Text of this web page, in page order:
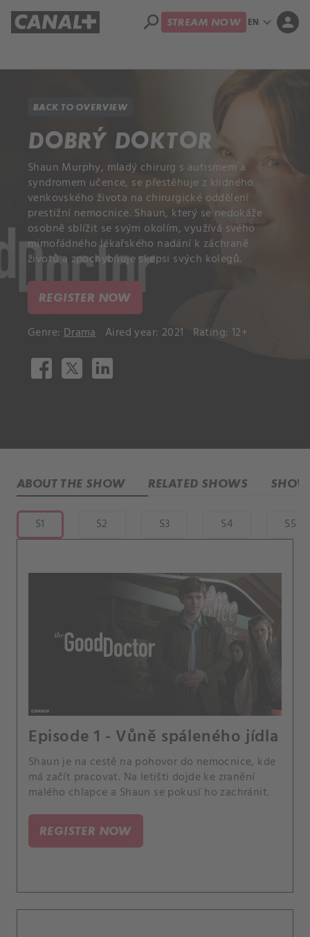
search STREAM NOW EN expand_more person
BACK TO OVERVIEW
DOBRÝ DOKTOR
Shaun Murphy, mladý chirurg s autismem a
syndromem učence, se přestěhuje z klidného
venkovského života na chirurgické oddělení
prestižní nemocnice. Shaun, který se nedokáže
osobně sblížit se svým okolím, využívá svého
mimořádného lékařského nadání k záchraně
životů a zpochybňuje skepsi svých kolegů.
REGISTER NOW
Genre: Drama Aired year: 2021 Rating: 12+
ABOUT THE SHOW RELATED SHOWS
S1 S2 S3 S4 S5
Episode 1 - Vůně spáleného jídla
Shaun je na cestě na pohovor do nemocnice, kde
má začít pracovat. Na letišti dojde ke zranění
malého chlapce a Shaun se pokusí ho zachránit.
REGISTER NOW